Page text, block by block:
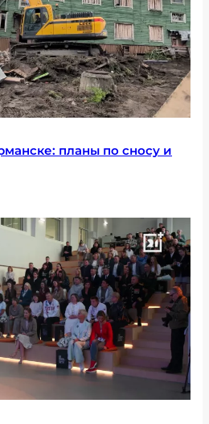
планы по сносу и